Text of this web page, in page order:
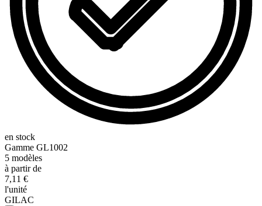
en stock
Gamme GL1002
5 modèles
à partir de
7,11 €
l'unité
GILAC